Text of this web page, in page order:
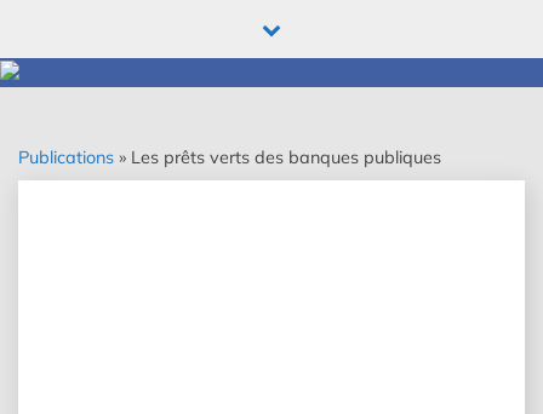
content
Publications » Les prêts verts des banques publiques